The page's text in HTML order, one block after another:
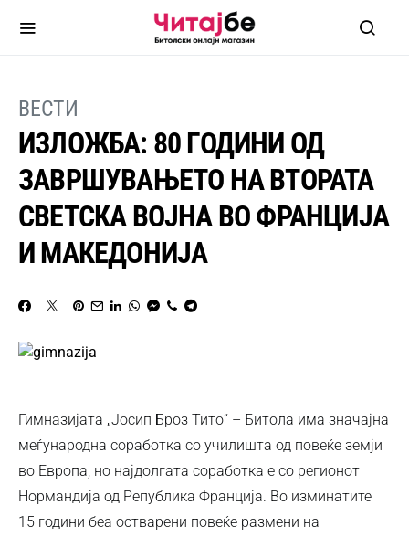
ВЕСТИ
ИЗЛОЖБА: 80 ГОДИНИ ОД
ЗАВРШУВАЊЕТО НА ВТОРАТА
СВЕТСКА ВОЈНА ВО ФРАНЦИЈА
И МАКЕДОНИЈА
Гимназијата „Јосип Броз Тито“ – Битола има значајна
меѓународна соработка со училишта од повеќе земји
во Европа, но најдолгата соработка е со регионот
Нормандија од Република Франција. Во изминатите
15 години беа остварени повеќе размени на